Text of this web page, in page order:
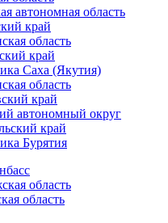
автономная область
край
область
край
Саха (Якутия)
область
край
автономный округ
край
Бурятия
область
область